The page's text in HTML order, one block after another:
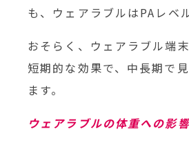
も、ウェアラブルはPAレベ
おそらく、ウェアラブル端
短期的な効果で、中長期で
ます。
ウェアラブルの体重への影